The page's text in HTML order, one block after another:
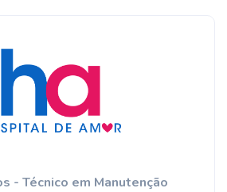
- Técnico em Manutenção